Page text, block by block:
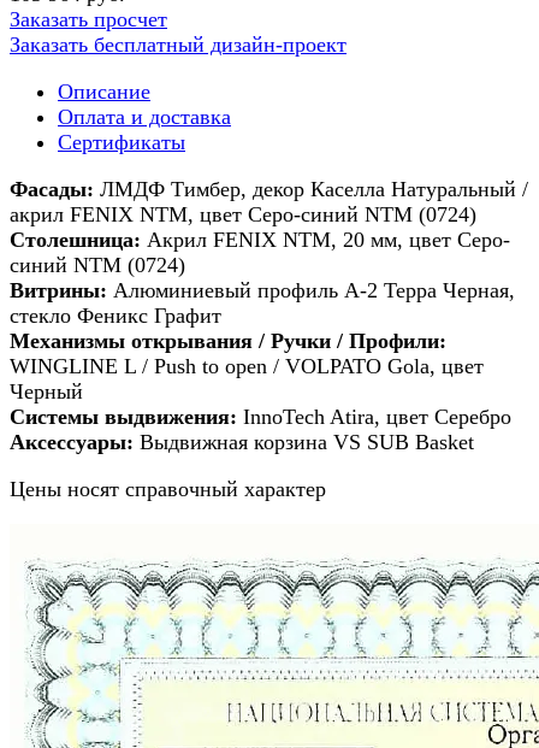
Заказать просчет
Заказать бесплатный дизайн-проект
Описание
Оплата и доставка
Сертификаты
Фасады: ЛМДФ Тимбер, декор Каселла Натуральный /
акрил FENIX NTM, цвет Серо-синий NTM (0724)
Столешница: Акрил FENIX NTM, 20 мм, цвет Серо-
синий NTM (0724)
Витрины: Алюминиевый профиль А-2 Терра Черная,
стекло Феникс Графит
Механизмы открывания / Ручки / Профили:
WINGLINE L / Push to open / VOLPATO Gola, цвет
Черный
Системы выдвижения: InnoTech Atira, цвет Серебро
Аксессуары: Выдвижная корзина VS SUB Basket
Цены носят справочный характер